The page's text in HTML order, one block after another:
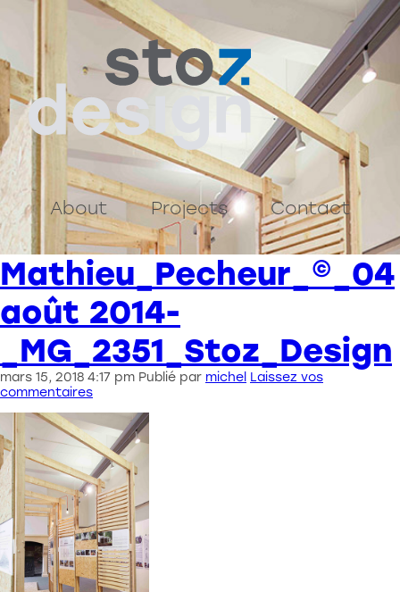
About Projects Contact
Mathieu_Pecheur_©_04
août 2014-
_MG_2351_Stoz_Design
mars 15, 2018 4:17 pm Publié par michel Laissez vos
commentaires
Contact
stoz.design
Bureau :
Rue de Flandre, 29
1000 Bruxelles
Atelier:
Rue Redouté 21b
6870 Saint-Hubert
benjamin@stoz.design
0032 (0)470 33 33 36
© 2023 • Tout droit réservé